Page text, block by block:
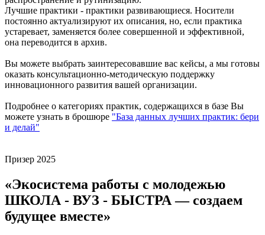
Лучшие практики - практики развивающиеся. Носители
постоянно актуализируют их описания, но, если практика
устаревает, заменяется более совершенной и эффективной,
она переводится в архив.
Вы можете выбрать заинтересовавшие вас кейсы, а мы готовы
оказать консультационно-методическую поддержку
инновационного развития вашей организации.
Подробнее о категориях практик, содержащихся в базе Вы
можете узнать в брошюре "База данных лучших практик: бери
и делай"
Призер 2025
«Экосистема работы с молодежью
ШКОЛА - ВУЗ - БЫСТРА — создаем
будущее вместе»